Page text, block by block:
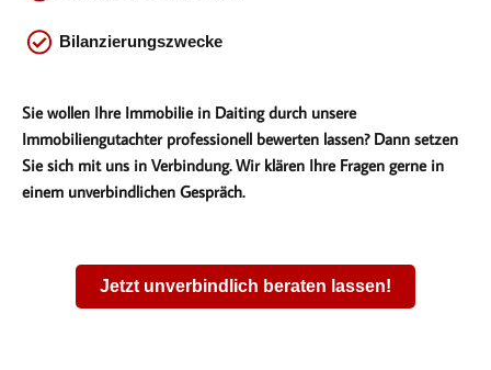
Bilanzierungszwecke
Sie wollen Ihre Immobilie in Daiting durch unsere
Immobiliengutachter professionell bewerten lassen? Dann setzen
Sie sich mit uns in Verbindung. Wir klären Ihre Fragen gerne in
einem unverbindlichen Gespräch.
Jetzt unverbindlich beraten lassen!